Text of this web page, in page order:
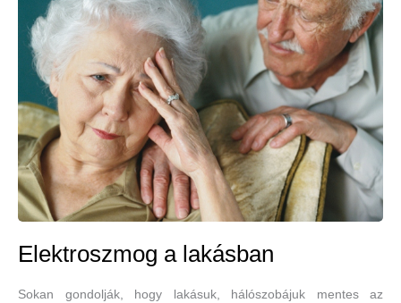
Elektroszmog a lakásban
Sokan gondolják, hogy lakásuk, hálószobájuk mentes az